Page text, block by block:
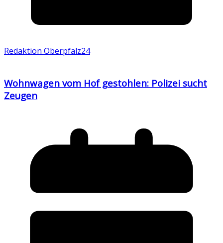
Redaktion Oberpfalz24
Wohnwagen vom Hof gestohlen: Polizei sucht
Zeugen